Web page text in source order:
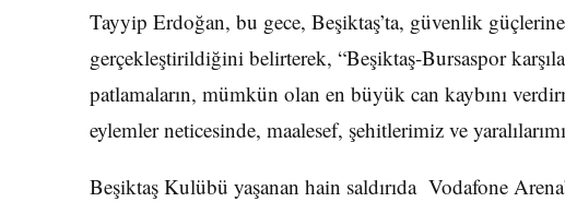
Tayyip Erdoğan, bu gece, Beşiktaş’ta, güvenlik
gerçekleştirildiğini belirterek, “Beşiktaş-Bursaspor
patlamaların, mümkün olan en büyük can kaybını
eylemler neticesinde, maalesef, şehitlerimiz ve
Beşiktaş Kulübü yaşanan hain saldırıda Vodafone